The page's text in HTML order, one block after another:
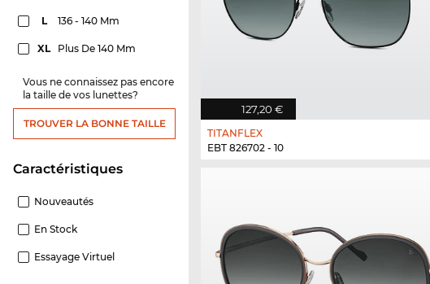
L 136 - 140 Mm
XL Plus De 140 Mm
Vous ne connaissez pas encore
la taille de vos lunettes?
TROUVER LA BONNE TAILLE
Caractéristiques
Nouveautés
En Stock
Essayage Virtuel
127,20 €
TITANFLEX
EBT 826702 - 10